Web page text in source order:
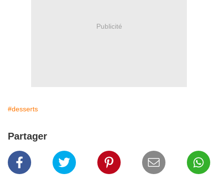
Publicité
#desserts
Partager